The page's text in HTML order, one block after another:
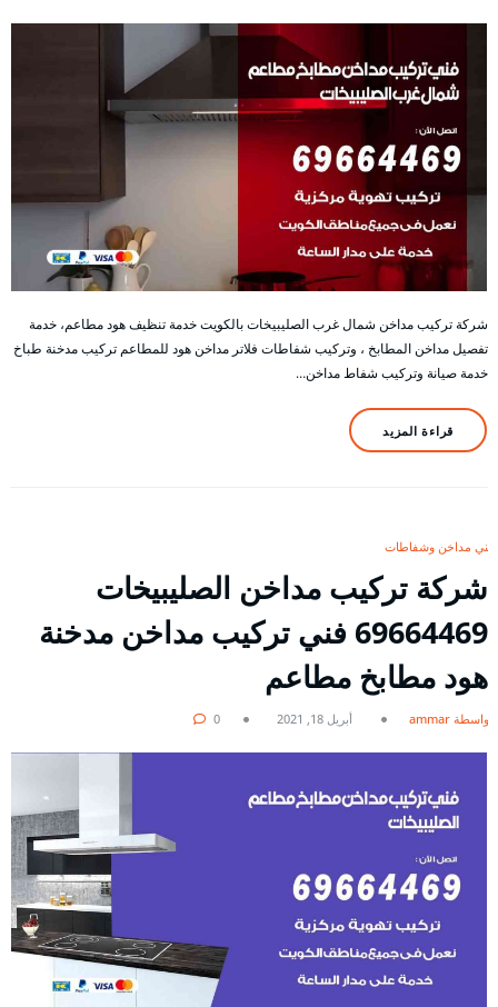
شركة تركيب مداخن شمال غرب الصليبيخات بالكويت خدمة تنظيف هود مطاعم، خدمة
تفصيل مداخن المطابخ ، وتركيب شفاطات فلاتر مداخن هود للمطاعم تركيب مدخنة طباخ
خدمة صيانة وتركيب شفاط مداخن…
قراءة المزيد
فني مداخن وشفاطات
شركة تركيب مداخن الصليبيخات
69664469 فني تركيب مداخن مدخنة
هود مطابخ مطاعم
بواسطة ammar أبريل 18, 2021 0